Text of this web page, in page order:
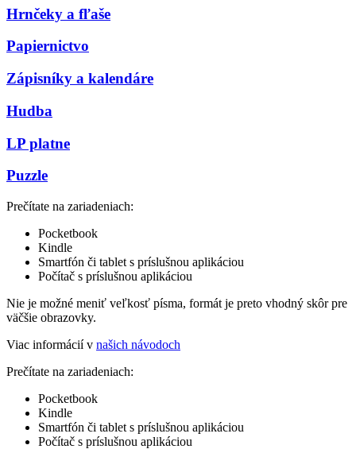
Hrnčeky a fľaše
Papiernictvo
Zápisníky a kalendáre
Hudba
LP platne
Puzzle
Prečítate na zariadeniach:
Pocketbook
Kindle
Smartfón či tablet s príslušnou aplikáciou
Počítač s príslušnou aplikáciou
Nie je možné meniť veľkosť písma, formát je preto vhodný skôr pre
väčšie obrazovky.
Viac informácií v našich návodoch
Prečítate na zariadeniach:
Pocketbook
Kindle
Smartfón či tablet s príslušnou aplikáciou
Počítač s príslušnou aplikáciou